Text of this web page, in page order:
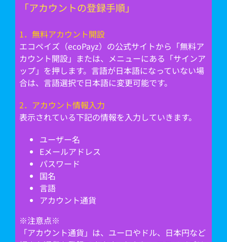
「アカウントの登録手順」
1．無料アカウント開設
エコペイズ（ecoPayz）の公式サイトから「無料ア
カウント開設」または、メニューにある「サインア
ップ」を押します。言語が日本語になっていない場
合は、言語選択で日本語に変更可能です。
2．アカウント情報入力
表示されている下記の情報を入力していきます。
ユーザー名
Eメールアドレス
パスワード
国名
言語
アカウント通貨
※注意点※
「アカウント通貨」は、ユーロやドル、日本円など